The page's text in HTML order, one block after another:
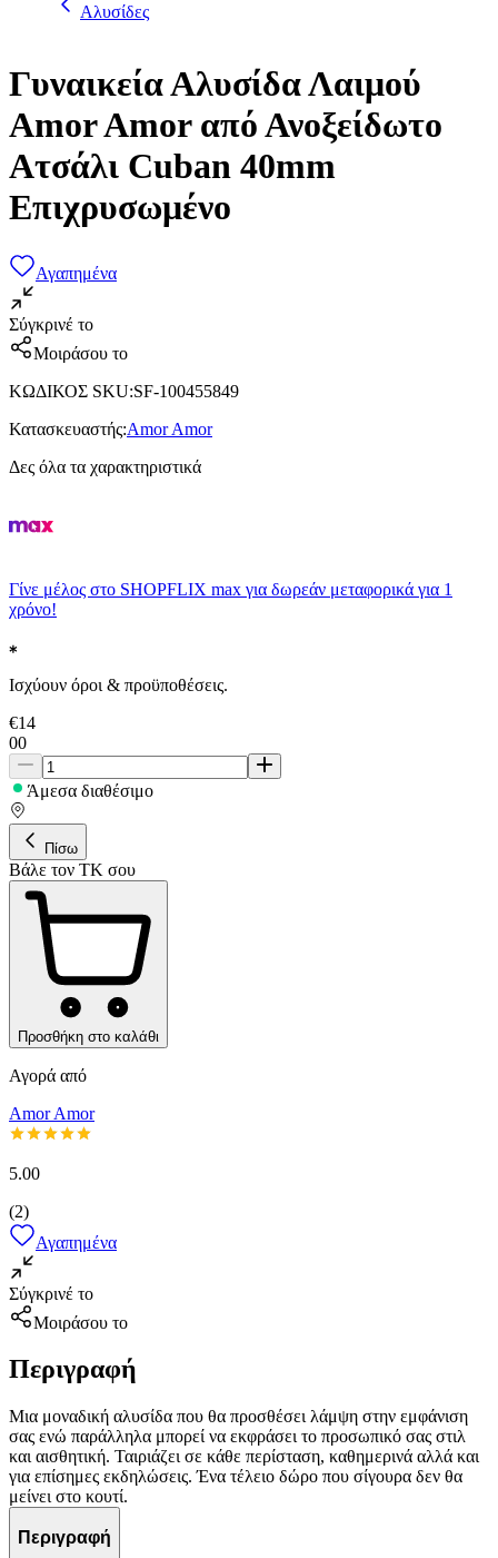
Αλυσίδες
Γυναικεία Αλυσίδα Λαιμού
Amor Amor από Ανοξείδωτο
Ατσάλι Cuban 40mm
Επιχρυσωμένο
Αγαπημένα
Σύγκρινέ το
Μοιράσου το
ΚΩΔΙΚΟΣ SKU:SF-100455849
Κατασκευαστής:Amor Amor
Δες όλα τα χαρακτηριστικά
Γίνε μέλος στο SHOPFLIX max για δωρεάν μεταφορικά για 1
χρόνο!
Ισχύουν όροι & προϋποθέσεις.
€14
00
Άμεσα διαθέσιμο
Πίσω
Βάλε τον ΤΚ σου
Προσθήκη στο καλάθι
Αγορά από
Amor Amor
5.00
(2)
Αγαπημένα
Σύγκρινέ το
Μοιράσου το
Περιγραφή
Μια μοναδική αλυσίδα που θα προσθέσει λάμψη στην εμφάνιση
σας ενώ παράλληλα μπορεί να εκφράσει το προσωπικό σας στιλ
και αισθητική. Ταιριάζει σε κάθε περίσταση, καθημερινά αλλά και
για επίσημες εκδηλώσεις. Ένα τέλειο δώρο που σίγουρα δεν θα
μείνει στο κουτί.
Περιγραφή